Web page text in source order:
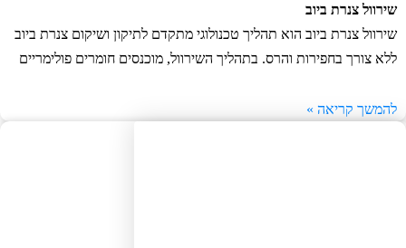
צנרת ביוב
צנרת ביוב הוא תהליך טכנולוגי מתקדם לתיקון ושיקום צנרת ביוב
צורך בחפירות והרס. בתהליך השירוול, מוכנסים חומרים פולימריים
קריאה »